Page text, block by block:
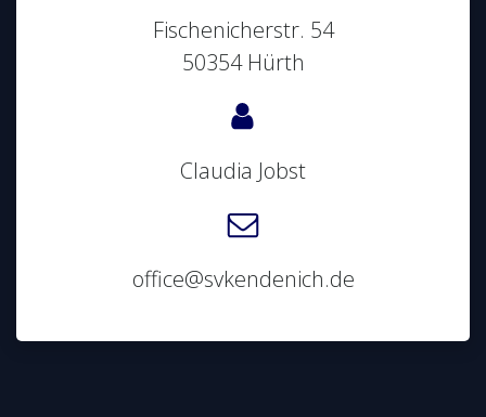
Fischenicherstr. 54
50354 Hürth
Claudia Jobst
office@svkendenich.de